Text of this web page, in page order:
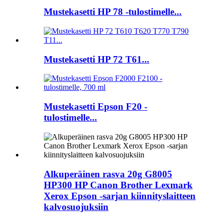
Mustekasetti HP 78 -tulostimelle...
Mustekasetti HP 72 T61...
Mustekasetti Epson F20 -
tulostimelle...
Alkuperäinen rasva 20g G8005
HP300 HP Canon Brother Lexmark
Xerox Epson -sarjan kiinnityslaitteen
kalvosuojuksiin